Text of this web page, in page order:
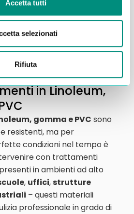
Accetta tutti
selezionati
Rifiuta
e la funzionalità. Con
rendiamo la
uniforme e facile da
in cotto.
in Linoleum,
gomma e PVC sono
resistenti, ma per
condizioni nel tempo è
con trattamenti
in ambienti ad alto
, uffici,strutture
– questi materiali
professionale in grado di